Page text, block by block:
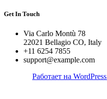
Get In Touch
Via Carlo Montù 78
22021 Bellagio CO, Italy
+11 6254 7855
support@example.com
Работает на WordPress